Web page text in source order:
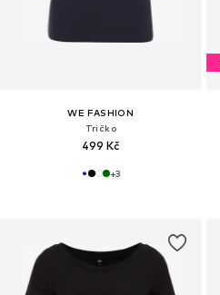
WE FASHION
Tričko
499 Kč
+3